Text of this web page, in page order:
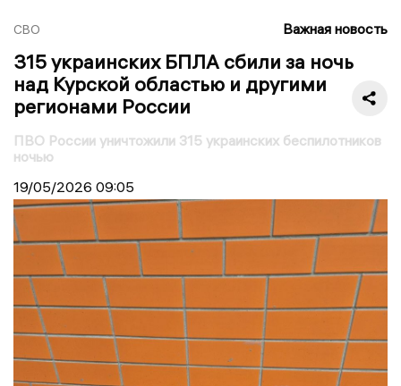
СВО Важная новость
315 украинских БПЛА сбили за ночь
над Курской областью и другими
регионами России
ПВО России уничтожили 315 украинских беспилотников
ночью
19/05/2026 09:05